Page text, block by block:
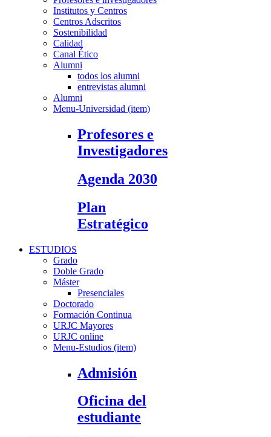
Institutos y Centros
Centros Adscritos
Sostenibilidad
Calidad
Canal Ético
Alumni
todos los alumni
entrevistas alumni
Alumni
Menu-Universidad (item)
Profesores e
Investigadores
Agenda 2030
Plan
Estratégico
ESTUDIOS
Grado
Doble Grado
Máster
Presenciales
Doctorado
Formación Continua
URJC Mayores
URJC online
Menu-Estudios (item)
Admisión
Oficina del
estudiante